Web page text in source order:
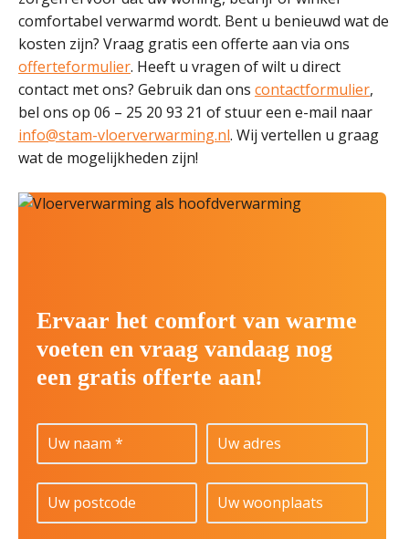
comfortabel verwarmd wordt. Bent u benieuwd wat de
kosten zijn? Vraag gratis een offerte aan via ons
offerteformulier. Heeft u vragen of wilt u direct
contact met ons? Gebruik dan ons contactformulier,
bel ons op 06 – 25 20 93 21 of stuur een e-mail naar
info@stam-vloerverwarming.nl. Wij vertellen u graag
wat de mogelijkheden zijn!
Ervaar het comfort van warme
voeten en vraag vandaag nog
een gratis offerte aan!